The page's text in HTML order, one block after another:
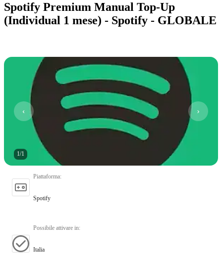
Spotify Premium Manual Top-Up
(Individual 1 mese) - Spotify - GLOBALE
1/1
Piattaforma:
Spotify
Possibile attivare in:
Italia